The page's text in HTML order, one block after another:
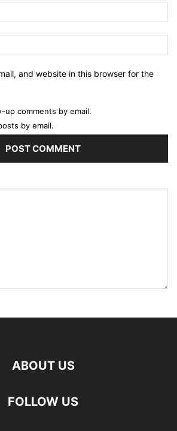
and website in this browser for the
up comments by email.
by email.
ABOUT US
FOLLOW US